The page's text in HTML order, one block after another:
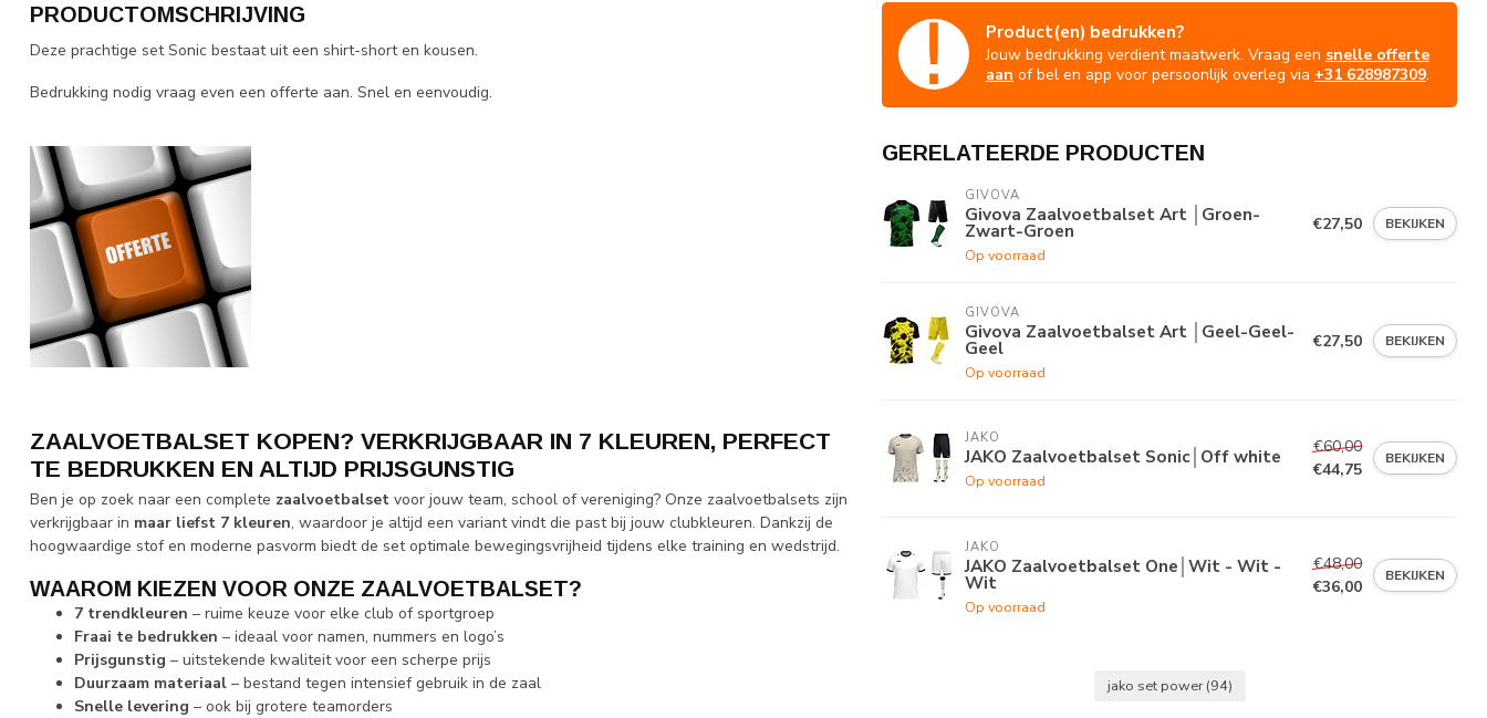
PRODUCTOMSCHRIJVING
Deze prachtige set Sonic bestaat uit een shirt-short en kousen.
Bedrukking nodig vraag even een offerte aan. Snel en eenvoudig.
ZAALVOETBALSET KOPEN? VERKRIJGBAAR IN 7 KLEUREN, PERFECT
TE BEDRUKKEN EN ALTIJD PRIJSGUNSTIG
Ben je op zoek naar een complete zaalvoetbalset voor jouw team, school of vereniging? Onze zaalvoetbalsets zijn
verkrijgbaar in maar liefst 7 kleuren, waardoor je altijd een variant vindt die past bij jouw clubkleuren. Dankzij de
hoogwaardige stof en moderne pasvorm biedt de set optimale bewegingsvrijheid tijdens elke training en wedstrijd.
WAAROM KIEZEN VOOR ONZE ZAALVOETBALSET?
7 trendkleuren – ruime keuze voor elke club of sportgroep
Fraai te bedrukken – ideaal voor namen, nummers en logo’s
Prijsgunstig – uitstekende kwaliteit voor een scherpe prijs
Duurzaam materiaal – bestand tegen intensief gebruik in de zaal
Snelle levering – ook bij grotere teamorders
Product(en) bedrukken?
Jouw bedrukking verdient maatwerk. Vraag een snelle offerte
aan of bel en app voor persoonlijk overleg via +31 628987309.
GERELATEERDE PRODUCTEN
GIVOVA
Givova Zaalvoetbalset Art │Groen-
Zwart-Groen
Op voorraad
€27,50 BEKIJKEN
GIVOVA
Givova Zaalvoetbalset Art │Geel-Geel-
Geel
Op voorraad
€27,50 BEKIJKEN
JAKO
JAKO Zaalvoetbalset Sonic│Off white
Op voorraad
€60,00
€44,75
BEKIJKEN
JAKO
JAKO Zaalvoetbalset One│Wit - Wit -
Wit
Op voorraad
€48,00
€36,00
BEKIJKEN
jako set power (94)